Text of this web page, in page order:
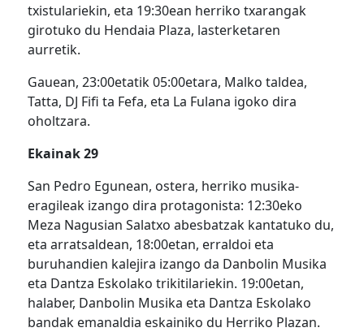
txistulariekin, eta 19:30ean herriko txarangak
girotuko du Hendaia Plaza, lasterketaren
aurretik.
Gauean, 23:00etatik 05:00etara, Malko taldea,
Tatta, DJ Fifi ta Fefa, eta La Fulana igoko dira
oholtzara.
Ekainak 29
San Pedro Egunean, ostera, herriko musika-
eragileak izango dira protagonista: 12:30eko
Meza Nagusian Salatxo abesbatzak kantatuko du,
eta arratsaldean, 18:00etan, erraldoi eta
buruhandien kalejira izango da Danbolin Musika
eta Dantza Eskolako trikitilariekin. 19:00etan,
halaber, Danbolin Musika eta Dantza Eskolako
bandak emanaldia eskainiko du Herriko Plazan.